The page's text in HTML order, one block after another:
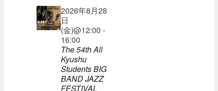
2026年8月28
日
(金)@12:00 -
16:00
The 54th All
Kyushu
Students BIG
BAND JAZZ
FESTIVAL